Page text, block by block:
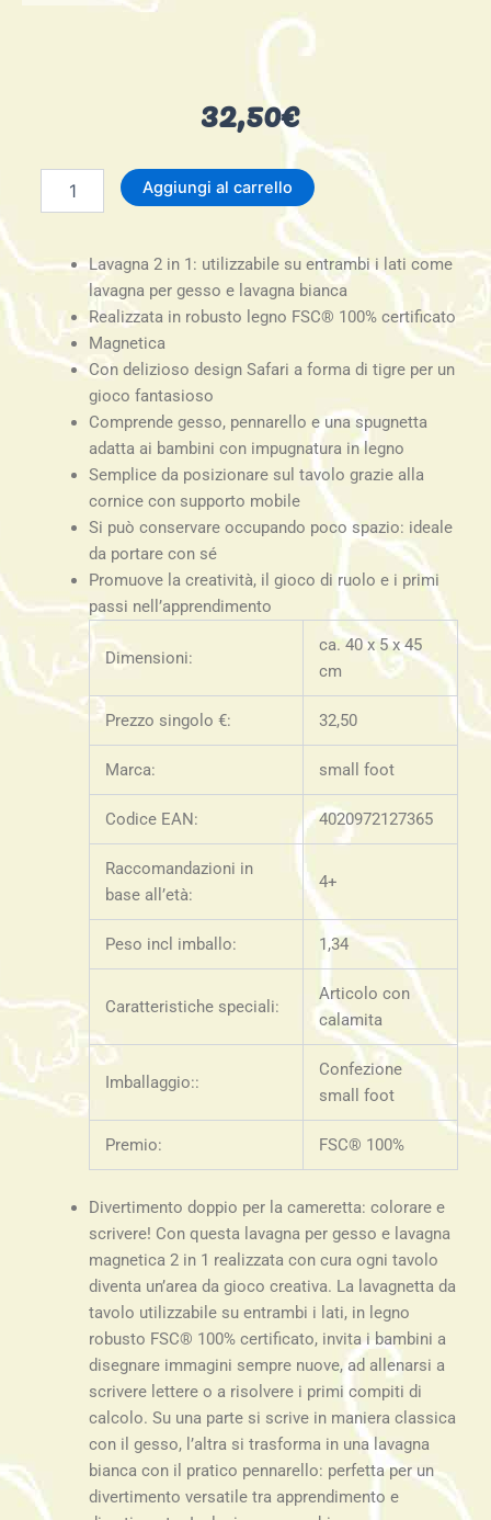
32,50€
lavagna
"Safari"
FSC
100%
quantità
Aggiungi al carrello
Lavagna 2 in 1: utilizzabile su entrambi i lati come
lavagna per gesso e lavagna bianca
Realizzata in robusto legno FSC® 100% certificato
Magnetica
Con delizioso design Safari a forma di tigre per un
gioco fantasioso
Comprende gesso, pennarello e una spugnetta
adatta ai bambini con impugnatura in legno
Semplice da posizionare sul tavolo grazie alla
cornice con supporto mobile
Si può conservare occupando poco spazio: ideale
da portare con sé
Promuove la creatività, il gioco di ruolo e i primi
passi nell’apprendimento
Dimensioni:
ca. 40 x 5 x 45
cm
Prezzo singolo €: 32,50
Marca: small foot
Codice EAN: 4020972127365
Raccomandazioni in
base all’età:
4+
Peso incl imballo: 1,34
Caratteristiche speciali:
Articolo con
calamita
Imballaggio::
Confezione
small foot
Premio: FSC® 100%
Divertimento doppio per la cameretta: colorare e
scrivere! Con questa lavagna per gesso e lavagna
magnetica 2 in 1 realizzata con cura ogni tavolo
diventa un’area da gioco creativa. La lavagnetta da
tavolo utilizzabile su entrambi i lati, in legno
robusto FSC® 100% certificato, invita i bambini a
disegnare immagini sempre nuove, ad allenarsi a
scrivere lettere o a risolvere i primi compiti di
calcolo. Su una parte si scrive in maniera classica
con il gesso, l’altra si trasforma in una lavagna
bianca con il pratico pennarello: perfetta per un
divertimento versatile tra apprendimento e